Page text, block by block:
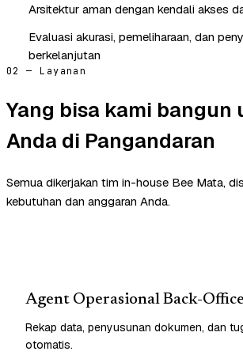
Arsitektur aman dengan kendali akses
Evaluasi akurasi, pemeliharaan, dan
berkelanjutan
02 — Layanan
Yang bisa kami bangun
Anda di Pangandaran
Semua dikerjakan tim in-house Bee Mata,
kebutuhan dan anggaran Anda.
Agent Operasional Back-Office
Rekap data, penyusunan dokumen, dan
otomatis.